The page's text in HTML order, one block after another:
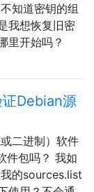
知道密钥的组
我想恢复旧密
里开始吗？
Debian源
二进制）软件
件包吗？ 我如
的sources.list